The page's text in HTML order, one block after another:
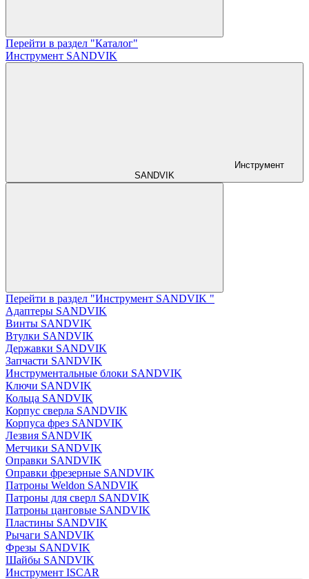
Перейти в раздел "Каталог"
Инструмент SANDVIK
Инструмент
SANDVIK
Перейти в раздел "Инструмент SANDVIK "
Адаптеры SANDVIK
Винты SANDVIK
Втулки SANDVIK
Державки SANDVIK
Запчасти SANDVIK
Инструментальные блоки SANDVIK
Ключи SANDVIK
Кольца SANDVIK
Корпус сверла SANDVIK
Корпуса фрез SANDVIK
Лезвия SANDVIK
Метчики SANDVIK
Оправки SANDVIK
Оправки фрезерные SANDVIK
Патроны Weldon SANDVIK
Патроны для сверл SANDVIK
Патроны цанговые SANDVIK
Пластины SANDVIK
Рычаги SANDVIK
Фрезы SANDVIK
Шайбы SANDVIK
Инструмент ISCAR